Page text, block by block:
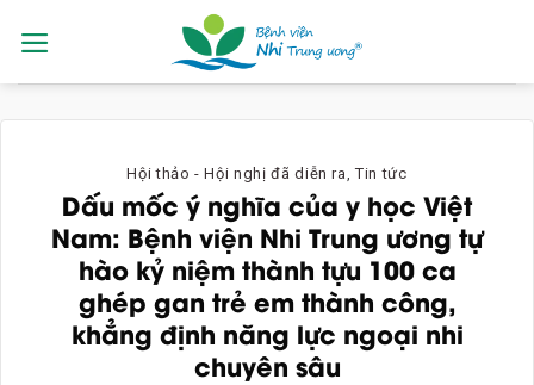
Hội thảo - Hội nghị đã diễn ra ,Tin tức
Dấu mốc ý nghĩa của y học Việt
Nam: Bệnh viện Nhi Trung ương tự
hào kỷ niệm thành tựu 100 ca
ghép gan trẻ em thành công,
khẳng định năng lực ngoại nhi
chuyên sâu